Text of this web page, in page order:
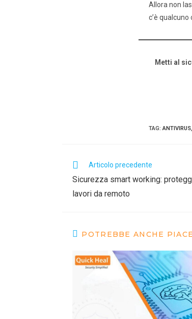
Allora non
c’è
Metti al
TAG:ANTIVIRUS,
Articolo precedente
Sicurezza smart working:
lavori da remoto
POTREBBE ANCHE